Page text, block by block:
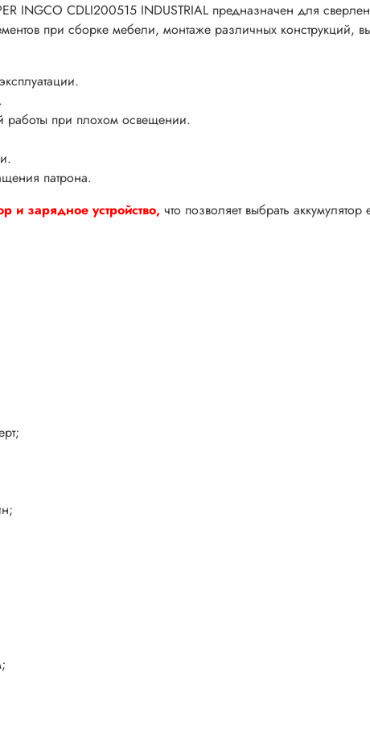
INGCO CDLI200515 INDUSTRIAL предназначен для
при сборке мебели, монтаже различных конструкций,
работы при плохом освещении.
патрона.
и зарядное устройство, что позволяет выбрать